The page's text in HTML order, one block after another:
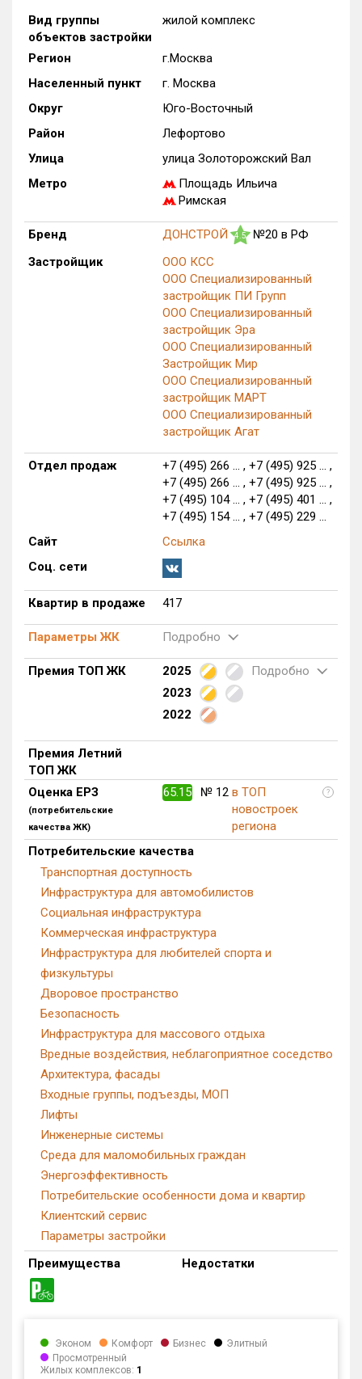
Только новые
Оценка ЕРЗ ЖК
Найдено:
Жилых комплексов
1 из 1 402
Многоквартирных домов
0 из 258
Многоквартирных домов
0 из 175
Квартир, апартаментов,
417 из 56 039
Вид группы
объектов застройки
жилой комплекс
Регион
г.Москва
Населенный пункт
г. Москва
Округ
Юго-Восточный
Район
Лефортово
Улица
улица Золоторожский Вал
Метро
Площадь Ильича
Римская
Бренд ДОНСТРОЙ 4.5
№20 в РФ
Застройщик
ООО КСС
ООО Специализированный
застройщик ПИ Групп
ООО Специализированный
застройщик Эра
ООО Специализированный
Застройщик Мир
ООО Специализированный
застройщик МАРТ
ООО Специализированный
застройщик Агат
Отдел продаж
+7 (495) 266 ... , +7 (495) 925 ... ,
+7 (495) 266 ... , +7 (495) 925 ... ,
+7 (495) 104 ... , +7 (495) 401 ... ,
+7 (495) 154 ... , +7 (495) 229 ...
Сайт
Ссылка
Соц. сети
Квартир в продаже 417
Параметры ЖК Подробно
Премия ТОП ЖК 2025
Подробно
2023
2022
Премия Летний
ТОП ЖК
Оценка ЕРЗ
(потребительские
качества ЖК)
65.15 № 12 в ТОП
новостроек
региона
?
Потребительские качества
Транспортная доступность
Инфраструктура для автомобилистов
Социальная инфраструктура
Коммерческая инфраструктура
Инфраструктура для любителей спорта и
физкультуры
Дворовое пространство
Безопасность
Инфраструктура для массового отдыха
Вредные воздействия, неблагоприятное соседство
Архитектура, фасады
Входные группы, подъезды, МОП
Лифты
Инженерные системы
Среда для маломобильных граждан
Энергоэффективность
Потребительские особенности дома и квартир
Клиентский сервис
Параметры застройки
Преимущества
Недостатки
Эконом Комфорт Бизнес
Элитный
Просмотренный
Жилых комплексов: 1